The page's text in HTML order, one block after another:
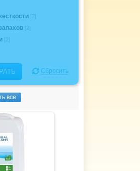
[2]
[2]
[2]
Сбросить
все